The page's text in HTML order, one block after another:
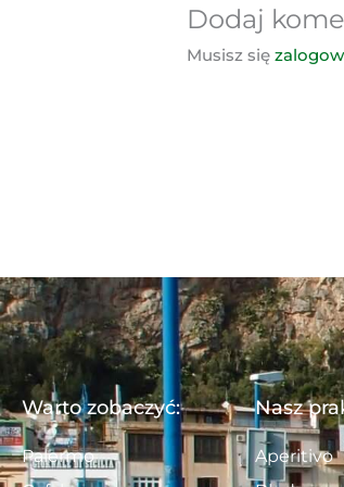
Dodaj
Musisz się
Warto zobaczyć:
Palermo
Nasz
Aperitivo